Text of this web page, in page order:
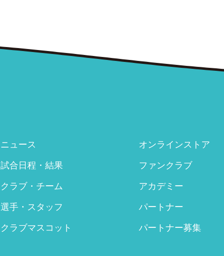
ニュース
試合日程・結果
クラブ・チーム
選手・スタッフ
クラブマスコット
オンラインストア
ファンクラブ
アカデミー
パートナー
パートナー募集